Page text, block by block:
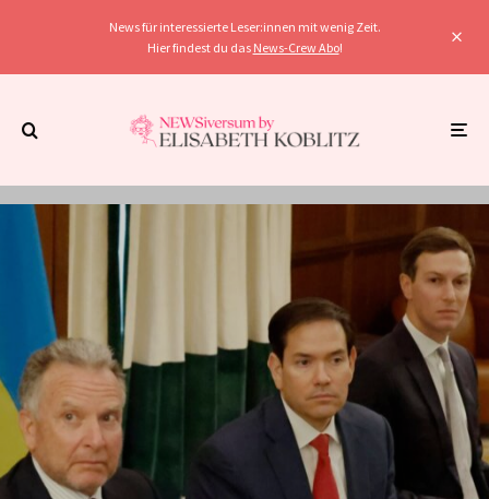
News für interessierte Leser:innen mit wenig Zeit.
Hier findest du das News-Crew Abo!